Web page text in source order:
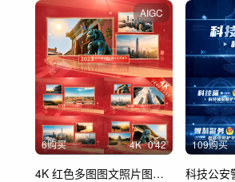
AIGC
6购买 4K 0'42
4K 红色多图图文照片图片文字展示 01
109购买